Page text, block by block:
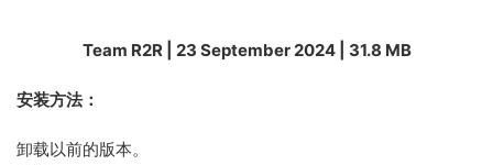
Team R2R | 23 September 2024 | 31.8 MB
安装方法：
卸载以前的版本。